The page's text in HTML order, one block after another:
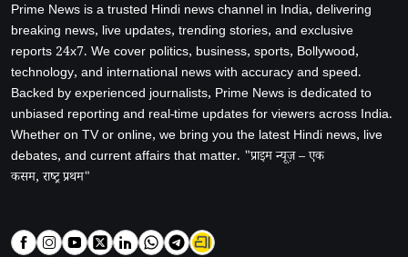
Prime News is a trusted Hindi news channel in India, delivering
breaking news, live updates, trending stories, and exclusive
reports 24x7. We cover politics, business, sports, Bollywood,
technology, and international news with accuracy and speed.
Backed by experienced journalists, Prime News is dedicated to
unbiased reporting and real-time updates for viewers across India.
Whether on TV or online, we bring you the latest Hindi news, live
debates, and current affairs that matter. "प्राइम न्यूज़ – एक
कसम, राष्ट्र प्रथम"